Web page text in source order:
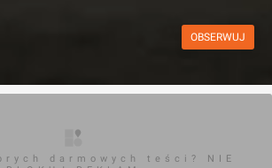
OBSERWUJ
darmowych teści? NIE